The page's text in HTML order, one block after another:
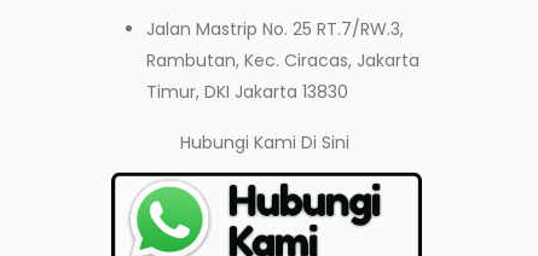
Jalan Mastrip No. 25 RT.7/RW.3,
Rambutan, Kec. Ciracas, Jakarta
Timur, DKI Jakarta 13830
Hubungi KamiDi Sini